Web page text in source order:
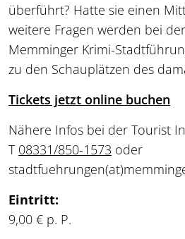
überführt? Hatte sie einen
weitere Fragen werden bei
Memminger Krimi-
zu den Schauplätzen des
Tickets jetzt online buchen
Nähere Infos bei der Tourist
T 08331/850-1573 oder
stadtfuehrungen(at)
Eintritt:
9,00 € p. P.